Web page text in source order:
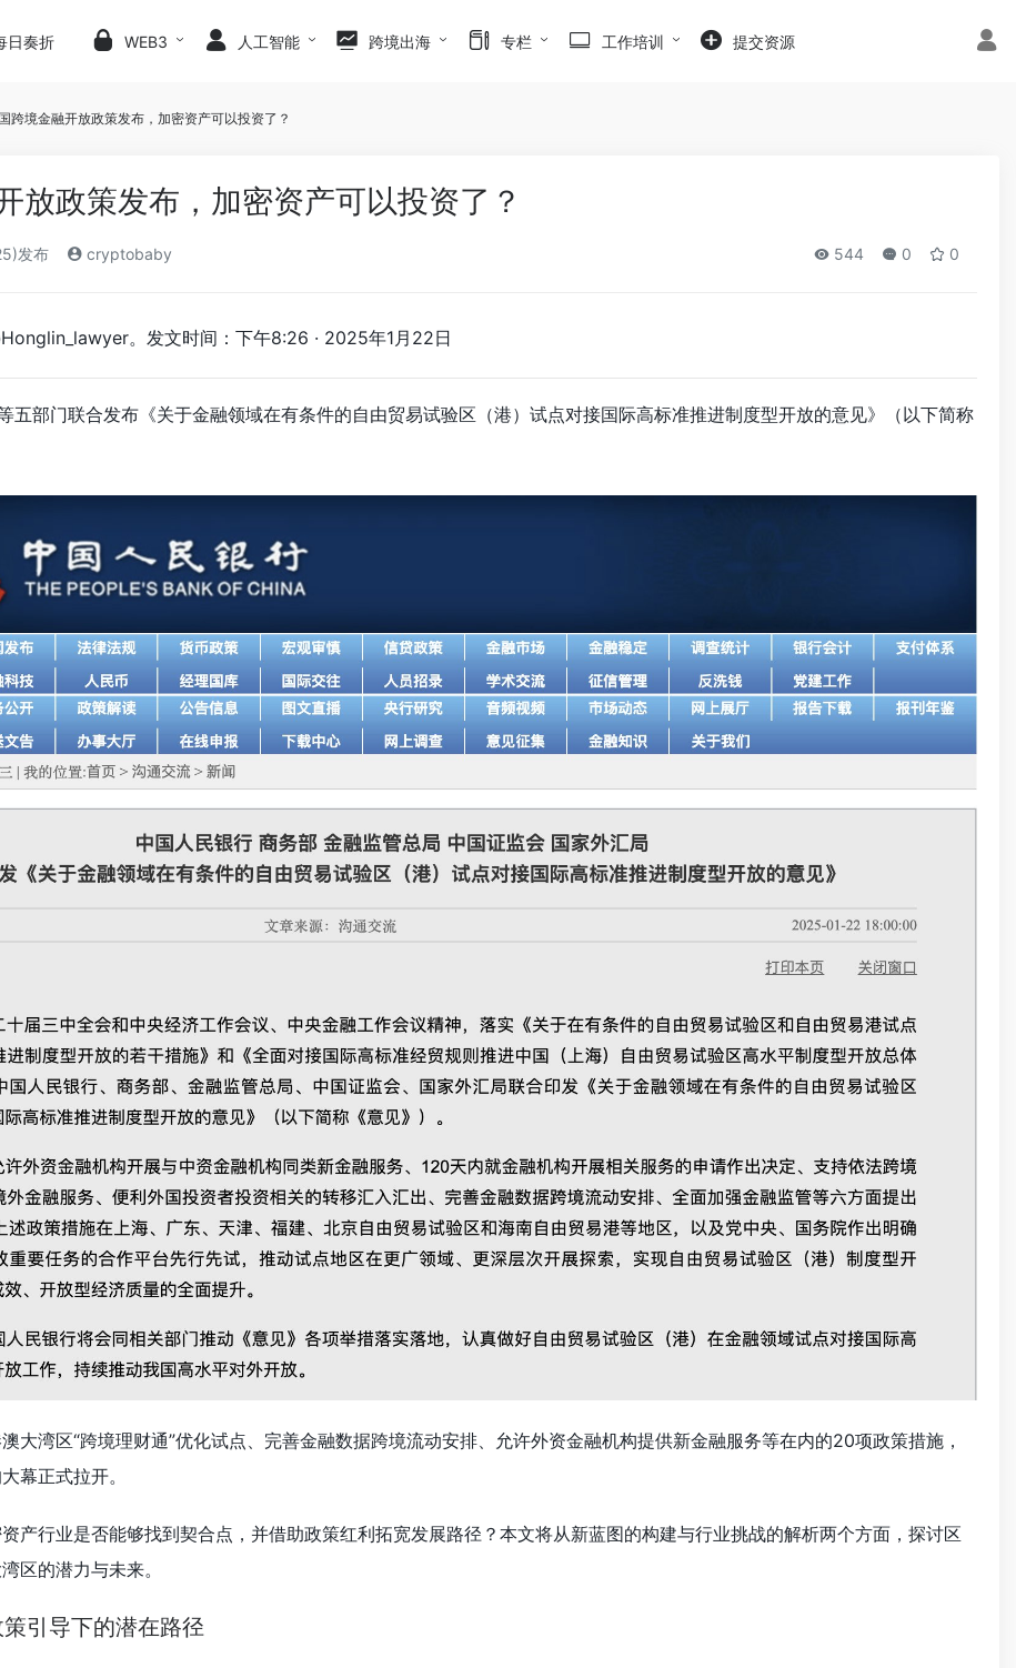
日奏折 WEB3 人工智能 跨境出海 专栏 工作培训 提交资源
跨境金融开放政策发布，加密资产可以投资了？
放政策发布，加密资产可以投资了？
发布 cryptobaby 544 0 0
。发文时间：下午8:26 · 2025年1月22日
五部门联合发布《关于金融领域在有条件的自由贸易试验区（港）试点对接国际高标准推进制度型开放的意见》（以下简称
大湾区“跨境理财通”优化试点、完善金融数据跨境流动安排、允许外资金融机构提供新金融服务等在内的20项政策措施，
幕正式拉开。
产行业是否能够找到契合点，并借助政策红利拓宽发展路径？本文将从新蓝图的构建与行业挑战的解析两个方面，探讨区
区的潜力与未来。
引导下的潜在路径